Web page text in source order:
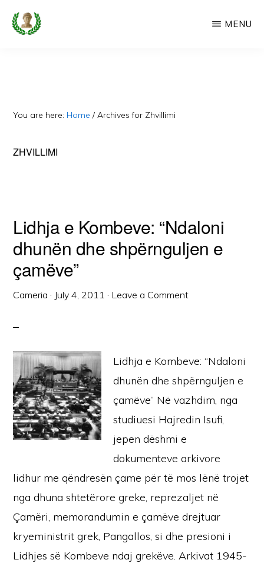
Skip
Faqe
Dedikuar
MENU
You are here: Home / Archives for Zhvillimi
ZHVILLIMI
Lidhja e Kombeve: “Ndaloni
dhunën dhe shpërnguljen e
çamëve”
Cameria · July 4, 2011 · Leave a Comment
Lidhja e Kombeve: “Ndaloni
dhunën dhe shpërnguljen e
çamëve” Në vazhdim, nga
studiuesi Hajredin Isufi,
jepen dëshmi e
dokumenteve arkivore
lidhur me qëndresën çame për të mos lënë trojet
nga dhuna shtetërore greke, reprezaljet në
Çamëri, memorandumin e çamëve drejtuar
kryeministrit grek, Pangallos, si dhe presioni i
Lidhjes së Kombeve ndaj grekëve. Arkivat 1945-